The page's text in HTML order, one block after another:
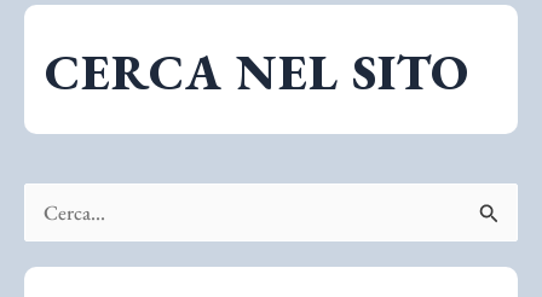
CERCA NEL SITO
e
r